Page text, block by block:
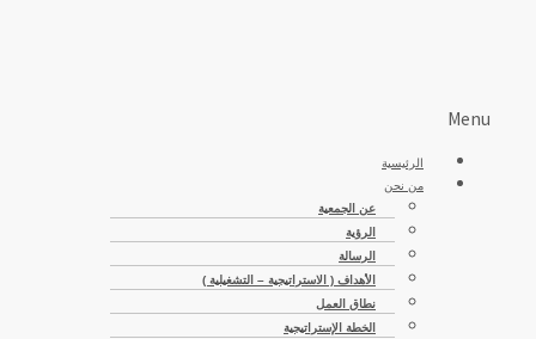
Menu
الرئيسية
من نحن
عن الجمعية
الرؤية
الرسالة
الأهداف ( الاستراتيجية – التشغيلية )
نطاق العمل
الخطة الإستراتيجية